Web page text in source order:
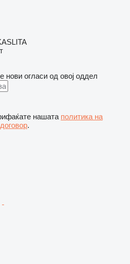
нови огласи од овој оддел
нашата политика на
.